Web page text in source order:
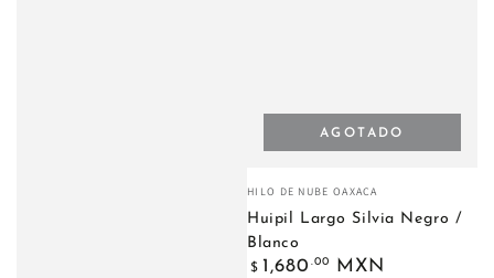
Vendedor:
HILO DE NUBE OAXACA
Huipil Largo Silvia Negro /
Blanco
Precio
$ 1,680 .00 MXN
AGOTADO